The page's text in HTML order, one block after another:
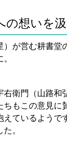
の想いを
）が営む耕書堂
右衛門（山路和
ちもこの意見に
えているようで
。